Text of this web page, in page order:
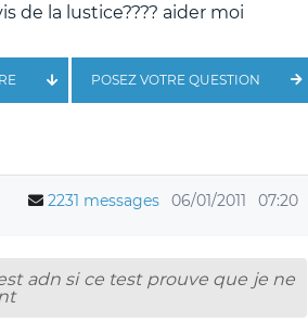
de la lustice???? aider moi
POSEZ VOTRE QUESTION
2231 messages 06/01/2011 07:20
adn si ce test prouve que je ne